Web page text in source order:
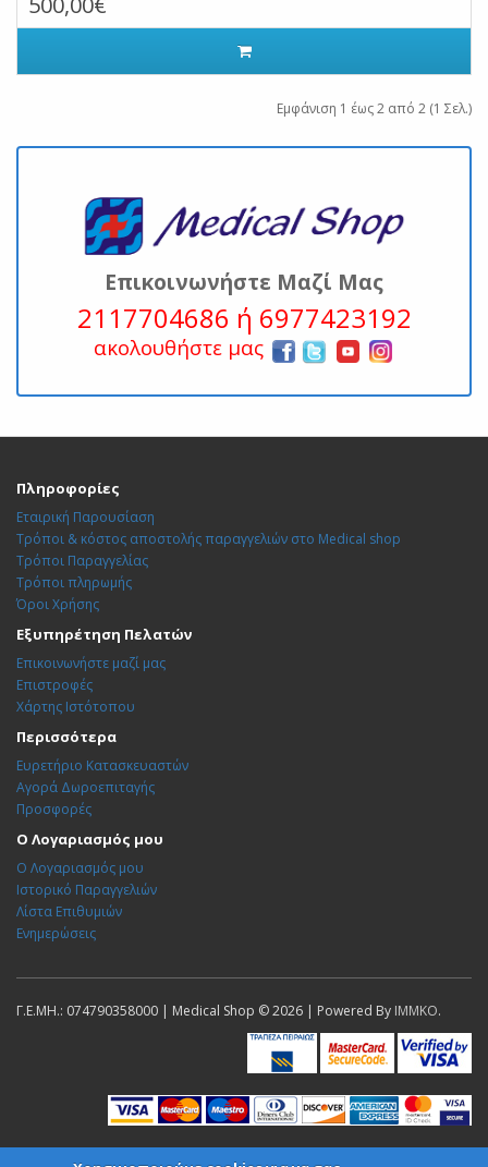
Εμφάνιση 1 έως 2 από 2 (1 Σελ.)
Επικοινωνήστε Μαζί Μας
2117704686 ή 6977423192
ακολουθήστε μας
Πληροφορίες
Εταιρική Παρουσίαση
Τρόποι & κόστος αποστολής παραγγελιών στο Medical shop
Τρόποι Παραγγελίας
Τρόποι πληρωμής
Όροι Χρήσης
Εξυπηρέτηση Πελατών
Επικοινωνήστε μαζί μας
Επιστροφές
Χάρτης Ιστότοπου
Περισσότερα
Ευρετήριο Κατασκευαστών
Αγορά Δωροεπιταγής
Προσφορές
Ο Λογαριασμός μου
Ο Λογαριασμός μου
Ιστορικό Παραγγελιών
Λίστα Επιθυμιών
Ενημερώσεις
Γ.Ε.ΜΗ.: 074790358000 | Medical Shop © 2026 | Powered By IMMKO.